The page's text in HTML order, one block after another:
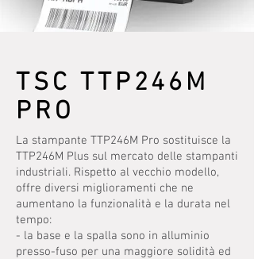
TSC TTP246M
PRO
La stampante TTP246M Pro sostituisce la
TTP246M Plus sul mercato delle stampanti
industriali. Rispetto al vecchio modello,
offre diversi miglioramenti che ne
aumentano la funzionalità e la durata nel
tempo:
- la base e la spalla sono in alluminio
presso-fuso per una maggiore solidità ed